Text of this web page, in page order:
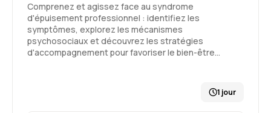
sur 1,5 jours. Les exercices pratiques étaient
intéressants, mais trop peu de temps nous
était laissé.
Comprenez et agissez face au syndrome
d'épuisement professionnel : identifiez les
symptômes, explorez les mécanismes
psychosociaux et découvrez les stratégies
d'accompagnement pour favoriser le bien-être…
1 jour